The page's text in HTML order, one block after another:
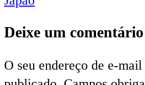
Deixe um comentário
O seu endereço de e-mail